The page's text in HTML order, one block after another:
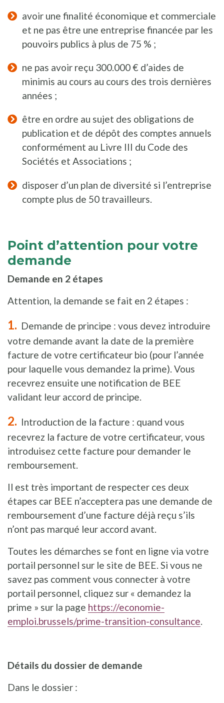
avoir une finalité économique et commerciale
et ne pas être une entreprise financée par les
pouvoirs publics à plus de 75 % ;
ne pas avoir reçu 300.000 € d’aides de
minimis au cours au cours des trois dernières
années ;
être en ordre au sujet des obligations de
publication et de dépôt des comptes annuels
conformément au Livre III du Code des
Sociétés et Associations ;
disposer d’un plan de diversité si l’entreprise
compte plus de 50 travailleurs.
Point d’attention pour votre
demande
Demande en 2 étapes
Attention, la demande se fait en 2 étapes :
Demande de principe : vous devez introduire
votre demande avant la date de la première
facture de votre certificateur bio (pour l’année
pour laquelle vous demandez la prime). Vous
recevrez ensuite une notification de BEE
validant leur accord de principe.
Introduction de la facture : quand vous
recevrez la facture de votre certificateur, vous
introduisez cette facture pour demander le
remboursement.
Il est très important de respecter ces deux
étapes car BEE n’acceptera pas une demande de
remboursement d’une facture déjà reçu s’ils
n’ont pas marqué leur accord avant.
Toutes les démarches se font en ligne via votre
portail personnel sur le site de BEE. Si vous ne
savez pas comment vous connecter à votre
portail personnel, cliquez sur « demandez la
prime » sur la page https://economie-
emploi.brussels/prime-transition-consultance.
Détails du dossier de demande
Dans le dossier :